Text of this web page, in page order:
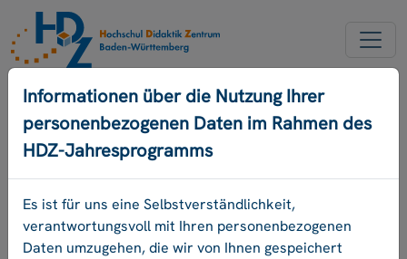
NEUER ACCOUNT
PASSWORD VERGESSEN
ENGLISCH
Programm
Informationen über die Nutzung Ihrer
personenbezogenen Daten im Rahmen des
HDZ-Jahresprogramms
Es ist für uns eine Selbstverständlichkeit,
verantwortungsvoll mit Ihren personenbezogenen
Daten umzugehen, die wir von Ihnen gespeichert